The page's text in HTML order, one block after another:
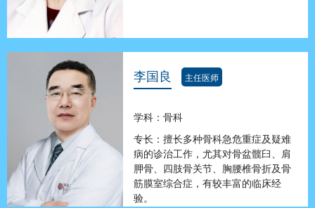
李国良 主任医师
学科：骨科
专长：擅长多种骨科急危重症及疑难
病的诊治工作，尤其对骨盆髋臼、肩
胛骨、四肢骨关节、胸腰椎骨折及骨
筋膜室综合症，有较丰富的临床经
验。